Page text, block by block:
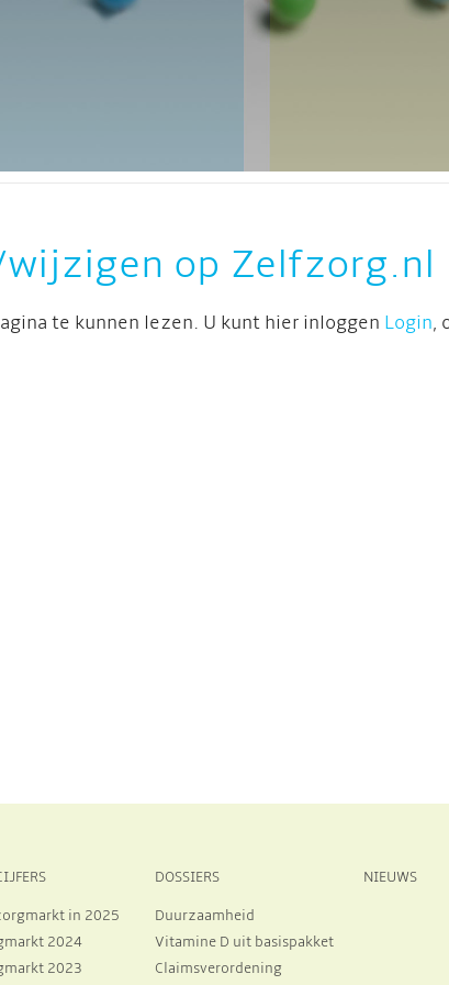
op Zelfzorg.nl
te kunnen lezen. U kunt hier inloggen Login,
in 2025
2024
2023
DOSSIERS
Duurzaamheid
Vitamine D uit basispakket
Claimsverordening
NIEUWS